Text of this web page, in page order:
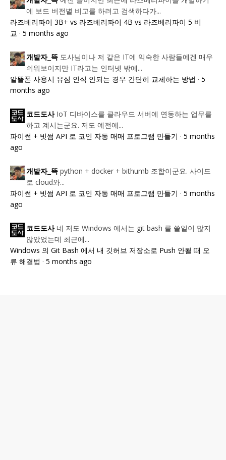
에 보드 버전별 비교를 하려고 검색하다가...
라즈베리파이 3B+ vs 라즈베리파이 4B vs 라즈베리파이 5 비
교 · 5 months ago
개발자_뜩 도사님이나 저 같은 IT에 익숙한 사람들에겐 매우
쉬워보이지만 IT라고는 인터넷 밖에...
알뜰폰 사용시 유심 인식 안되는 경우 간단히 교체하는 방법 · 5
months ago
코드도사 IoT 디바이스를 클라우드 서버에 연동하는 업무를
하고 계시는군요. 저도 예전에...
파이썬 + 빗썸 API 로 코인 자동 매매 프로그램 만들기 · 5 months
ago
개발자_뜩 python + docker + bithumb 조합이군요. 사이드
로 cloud와...
파이썬 + 빗썸 API 로 코인 자동 매매 프로그램 만들기 · 5 months
ago
코드도사 네 저도 Windows 에서는 git bash 를 쓸일이 많지
않았었는데 최근에...
Windows 의 Git Bash 에서 내 깃허브 저장소로 Push 안될 때 오
류 해결법 · 5 months ago